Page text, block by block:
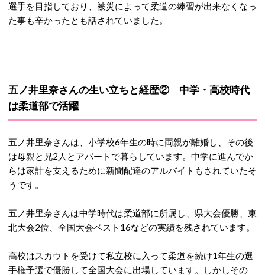
選手を目指しており、被災によって柔道の練習が出来なくなっ
た事も辛かったとも話されていました。
五ノ井里奈さんの生い立ちと経歴② 中学・高校時代
は柔道部で活躍
五ノ井里奈さんは、小学校6年生の時に両親が離婚し、その後
は母親と兄2人とアパートで暮らしています。中学に進んでか
らは家計を支えるために新聞配達のアルバイトもされていたそ
うです。
五ノ井里奈さんは中学時代は柔道部に所属し、県大会優勝、東
北大会2位、全国大会ベスト16などの実績を残されています。
高校はスカウトを受けて私立校に入って柔道を続け1年生の選
手権予選で優勝して全国大会に出場しています。しかしその